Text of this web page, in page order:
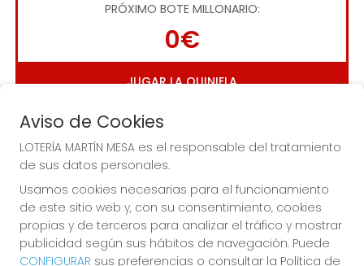
PRÓXIMO BOTE MILLONARIO:
0€
JUGAR LA QUINIELA
Imagen anterior
Aviso de Cookies
LOTERÍA MARTÍN MESA es el responsable del tratamiento
de sus datos personales.
Usamos cookies necesarias para el funcionamiento
de este sitio web y, con su consentimiento, cookies
propias y de terceros para analizar el tráfico y mostrar
publicidad según sus hábitos de navegación. Puede
CONFIGURAR sus preferencias o consultar la Política de